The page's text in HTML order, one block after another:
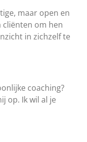
maar open en
cliënten om hen
in zichzelf te
coaching?
op. Ik wil al je